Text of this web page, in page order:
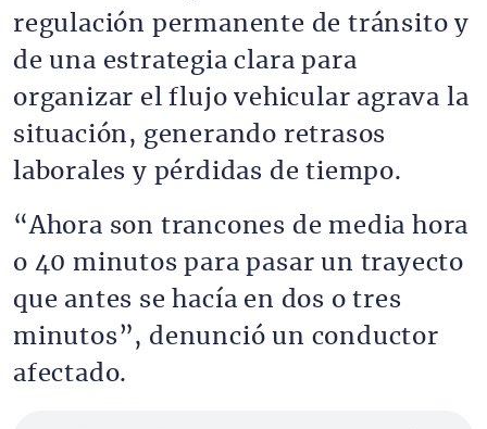
regulación permanente de tránsito y
de una estrategia clara para
organizar el flujo vehicular agrava la
situación, generando retrasos
laborales y pérdidas de tiempo.
“Ahora son trancones de media hora
o 40 minutos para pasar un trayecto
que antes se hacía en dos o tres
minutos”, denunció un conductor
afectado.